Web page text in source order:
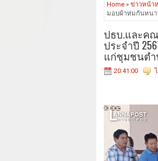
Home » ข่าวหน้า
มอบผ้าห่มกันหนา
ปธบ.และค
ประจำปี
แก่ชุมชนตำ
20:41:00